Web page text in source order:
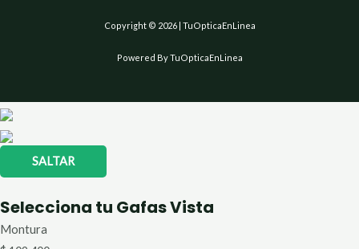
Copyright © 2026 | TuOpticaEnLinea
Powered By TuOpticaEnLinea
SALTAR
Selecciona tu Gafas Vista
Montura